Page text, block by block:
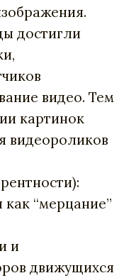
достигли
видео. Тем
картинок
видеороликов
“мерцание”
и
движущихся